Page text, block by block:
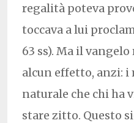
regalità poteva
toccava a lui
63 ss). Ma il
alcun effetto, anzi:
naturale che chi ha
stare zitto. Questo